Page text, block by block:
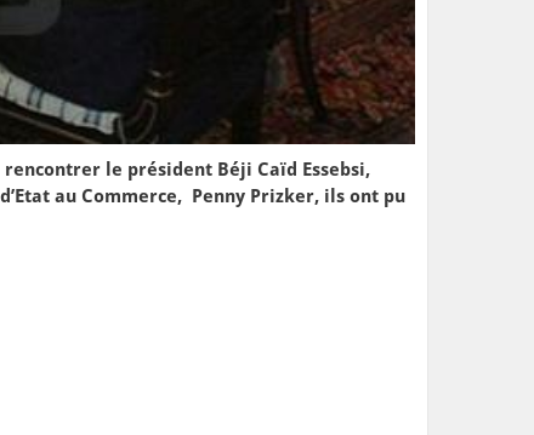
le président Béji Caïd Essebsi,
au Commerce, Penny Prizker, ils ont pu